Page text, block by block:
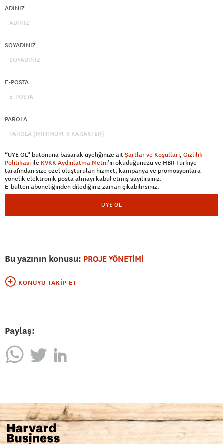
ADINIZ
SOYADINIZ
E-POSTA
PAROLA
“ÜYE OL” butonuna basarak üyeliğinize aitŞartlar ve Koşulları, Gizlilik
Politikası ile KVKK Aydınlatma Metni’ni okuduğunuzu ve HBR Türkiye
tarafından size özel oluşturulan hizmet, kampanya ve promosyonlara
yönelik elektronik posta almayı kabul etmiş sayılırsınız.
E-bülten aboneliğinden dilediğiniz zaman çıkabilirsiniz.
ÜYE OL
Bu yazının konusu: PROJE YÖNETİMİ
KONUYU TAKIP ET
Paylaş: